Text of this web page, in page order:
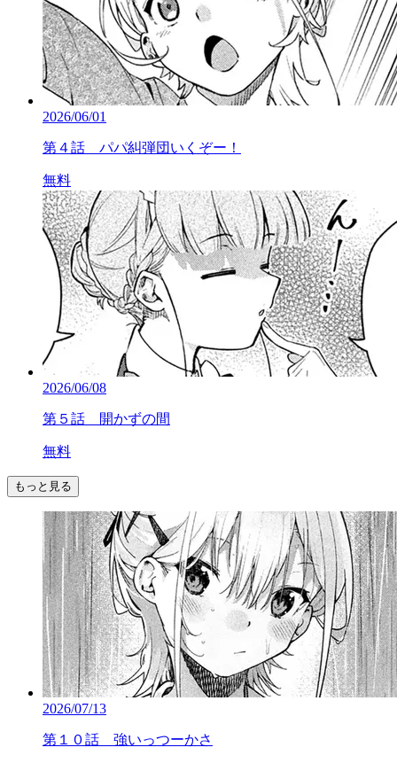
2026/06/01
第４話 パパ糾弾団いくぞー！
無料
2026/06/08
第５話 開かずの間
無料
もっと見る
2026/07/13
第１０話 強いっつーかさ